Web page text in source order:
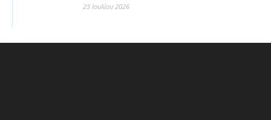
23 Ιουλίου 2026